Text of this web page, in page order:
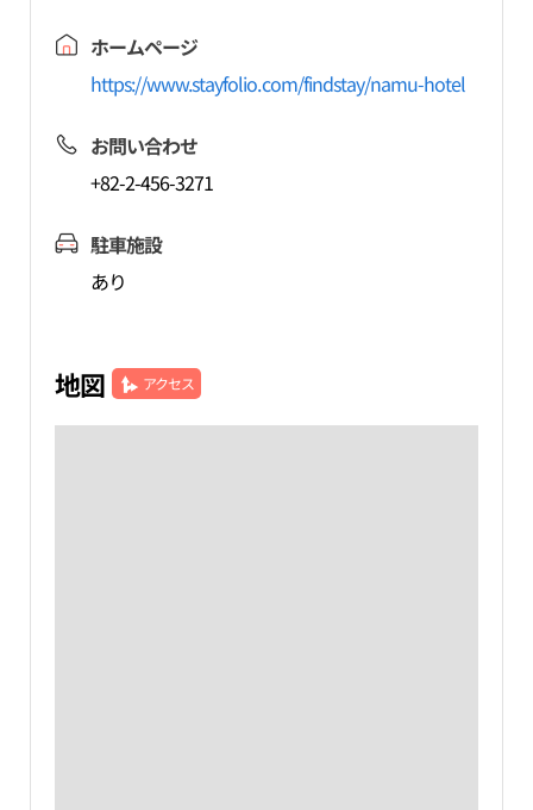
ホームページ
https://www.stayfolio.com/findstay/namu-hotel
お問い合わせ
+82-2-456-3271
駐車施設
あり
地図 アクセス